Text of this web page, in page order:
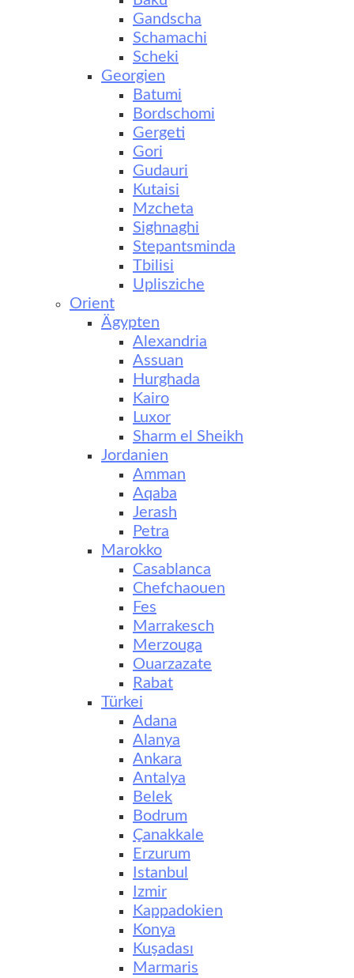
Gandscha
Schamachi
Scheki
Georgien
Batumi
Bordschomi
Gergeti
Gori
Gudauri
Kutaisi
Mzcheta
Sighnaghi
Stepantsminda
Tbilisi
Uplisziche
Orient
Ägypten
Alexandria
Assuan
Hurghada
Kairo
Luxor
Sharm el Sheikh
Jordanien
Amman
Aqaba
Jerash
Petra
Marokko
Casablanca
Chefchaouen
Fes
Marrakesch
Merzouga
Ouarzazate
Rabat
Türkei
Adana
Alanya
Ankara
Antalya
Belek
Bodrum
Çanakkale
Erzurum
Istanbul
Izmir
Kappadokien
Konya
Kuşadası
Marmaris